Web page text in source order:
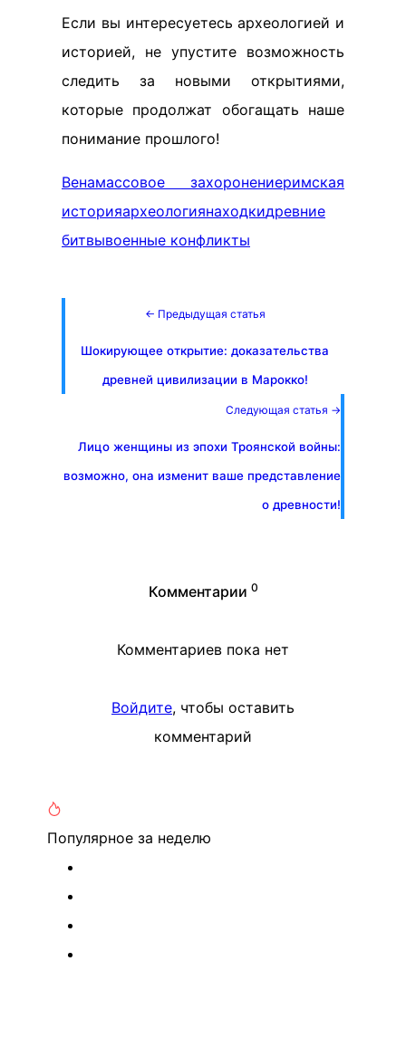
Если вы интересуетесь археологией и
историей, не упустите возможность
следить за новыми открытиями,
которые продолжат обогащать наше
понимание прошлого!
Венамассовое захоронениеримская
историяархеологиянаходкидревние
битвывоенные конфликты
← Предыдущая статья
Шокирующее открытие: доказательства
древней цивилизации в Марокко!
Следующая статья →
Лицо женщины из эпохи Троянской войны:
возможно, она изменит ваше представление
о древности!
Комментарии 0
Комментариев пока нет
Войдите, чтобы оставить
комментарий
Популярное за неделю